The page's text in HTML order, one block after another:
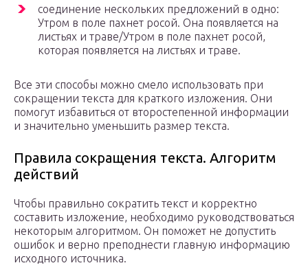
соединение нескольких предложений в одно:
Утром в поле пахнет росой. Она появляется на
листьях и траве/Утром в поле пахнет росой,
которая появляется на листьях и траве.
Все эти способы можно смело использовать при
сокращении текста для краткого изложения. Они
помогут избавиться от второстепенной информации
и значительно уменьшить размер текста.
Правила сокращения текста. Алгоритм
действий
Чтобы правильно сократить текст и корректно
составить изложение, необходимо руководствоваться
некоторым алгоритмом. Он поможет не допустить
ошибок и верно преподнести главную информацию
исходного источника.